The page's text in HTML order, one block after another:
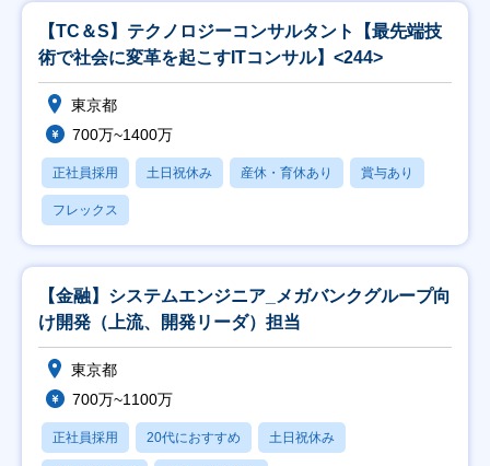
【TC＆S】テクノロジーコンサルタント【最先端技
術で社会に変革を起こすITコンサル】<244>
東京都
700万~1400万
正社員採用 土日祝休み 産休・育休あり 賞与あり
フレックス
【金融】システムエンジニア_メガバンクグループ向
け開発（上流、開発リーダ）担当
東京都
700万~1100万
正社員採用 20代におすすめ 土日祝休み